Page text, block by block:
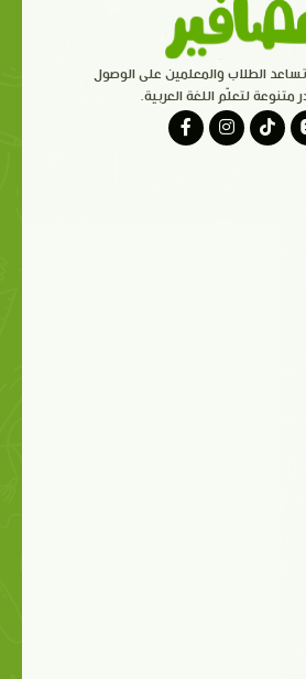
الطلاب والمعلمين على الوصول
متنوعة لتعلّم اللغة العربية.